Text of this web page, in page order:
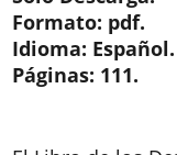
Formato: pdf.
Idioma: Español.
Páginas: 111.